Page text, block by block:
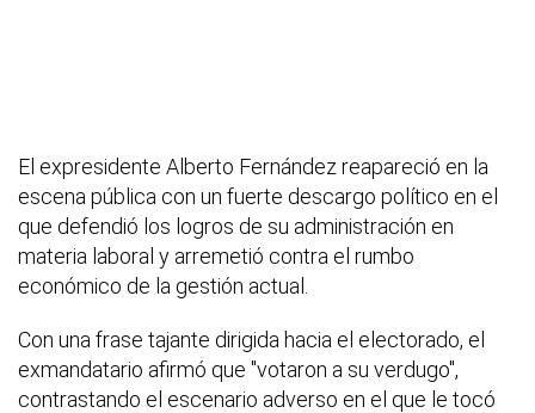
El expresidente Alberto Fernández reapareció en la
escena pública con un fuerte descargo político en el
que defendió los logros de su administración en
materia laboral y arremetió contra el rumbo
económico de la gestión actual.
Con una frase tajante dirigida hacia el electorado, el
exmandatario afirmó que "votaron a su verdugo",
contrastando el escenario adverso en el que le tocó